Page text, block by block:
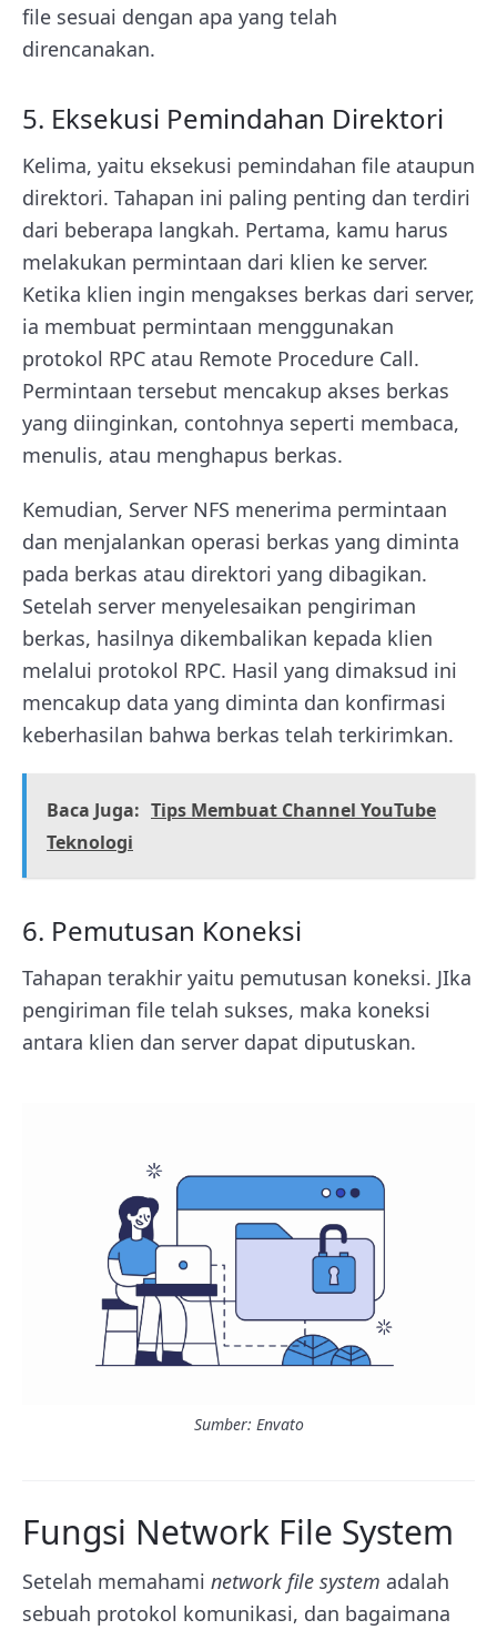
file sesuai dengan apa yang telah
direncanakan.
5. Eksekusi Pemindahan Direktori
Kelima, yaitu eksekusi pemindahan file ataupun
direktori. Tahapan ini paling penting dan terdiri
dari beberapa langkah. Pertama, kamu harus
melakukan permintaan dari klien ke server.
Ketika klien ingin mengakses berkas dari server,
ia membuat permintaan menggunakan
protokol RPC atau Remote Procedure Call.
Permintaan tersebut mencakup akses berkas
yang diinginkan, contohnya seperti membaca,
menulis, atau menghapus berkas.
Kemudian, Server NFS menerima permintaan
dan menjalankan operasi berkas yang diminta
pada berkas atau direktori yang dibagikan.
Setelah server menyelesaikan pengiriman
berkas, hasilnya dikembalikan kepada klien
melalui protokol RPC. Hasil yang dimaksud ini
mencakup data yang diminta dan konfirmasi
keberhasilan bahwa berkas telah terkirimkan.
Baca Juga: Tips Membuat Channel YouTube
Teknologi
6. Pemutusan Koneksi
Tahapan terakhir yaitu pemutusan koneksi. JIka
pengiriman file telah sukses, maka koneksi
antara klien dan server dapat diputuskan.
Sumber: Envato
Fungsi Network File System
Setelah memahami network file system adalah
sebuah protokol komunikasi, dan bagaimana